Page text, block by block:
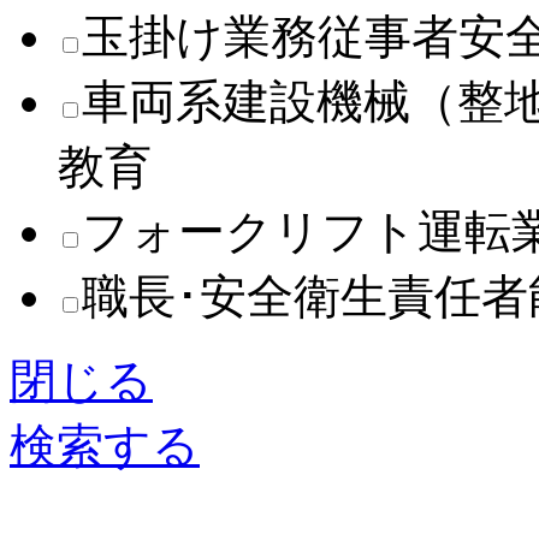
玉掛け業務従事者安
車両系建設機械（整
教育
フォークリフト運転
職長･安全衛生責任
閉じる
検索する